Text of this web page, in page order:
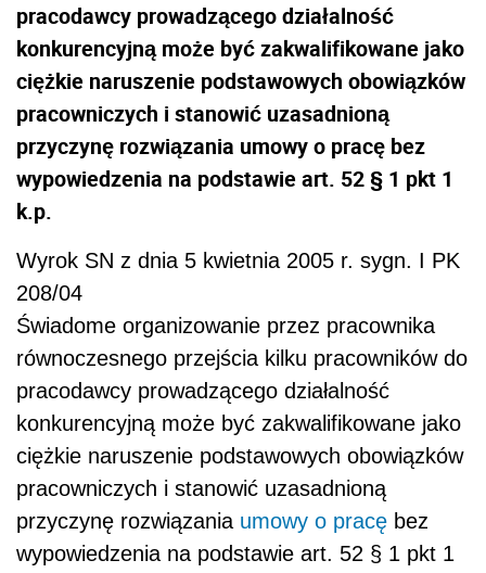
pracodawcy prowadzącego działalność
konkurencyjną może być zakwalifikowane jako
ciężkie naruszenie podstawowych obowiązków
pracowniczych i stanowić uzasadnioną
przyczynę rozwiązania umowy o pracę bez
wypowiedzenia na podstawie art. 52 § 1 pkt 1
k.p.
Wyrok SN z dnia 5 kwietnia 2005 r. sygn. I PK
208/04
Świadome organizowanie przez pracownika
równoczesnego przejścia kilku pracowników do
pracodawcy prowadzącego działalność
konkurencyjną może być zakwalifikowane jako
ciężkie naruszenie podstawowych obowiązków
pracowniczych i stanowić uzasadnioną
przyczynę rozwiązania umowy o pracę bez
wypowiedzenia na podstawie art. 52 § 1 pkt 1